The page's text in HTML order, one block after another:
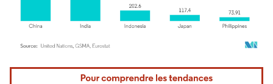
Image © Mordor Intelligence. La réutilisation nécessite une attribution sous CC BY